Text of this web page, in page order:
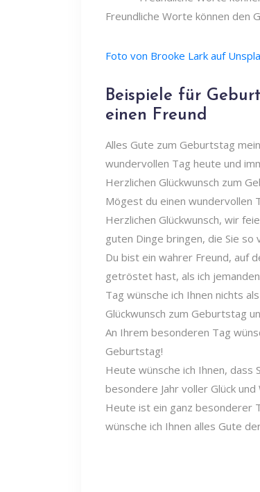
Freundliche Worte können den
Foto von Brooke Lark auf
Beispiele für
einen Freund
Alles Gute zum Geburtstag
wundervollen Tag heute und
Herzlichen Glückwunsch zum
Mögest du einen wundervollen
Herzlichen Glückwunsch, wir
guten Dinge bringen, die Sie so
Du bist ein wahrer Freund, auf
getröstet hast, als ich
Tag wünsche ich Ihnen nichts
Glückwunsch zum Geburtstag
An Ihrem besonderen Tag
Geburtstag!
Heute wünsche ich Ihnen, dass
besondere Jahr voller Glück und
Heute ist ein ganz besonderer
wünsche ich Ihnen alles Gute